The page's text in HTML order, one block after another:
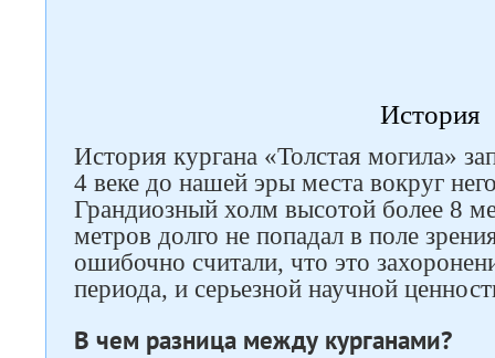
История
История кургана «Толстая могила»
4 веке до нашей эры места вокруг
Грандиозный холм высотой более 8
метров долго не попадал в поле
ошибочно считали, что это
периода, и серьезной научной
В чем разница между курганами?